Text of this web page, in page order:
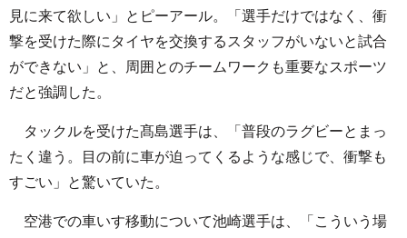
見に来て欲しい」とピーアール。「選手だけではなく、衝
撃を受けた際にタイヤを交換するスタッフがいないと試合
ができない」と、周囲とのチームワークも重要なスポーツ
だと強調した。
タックルを受けた髙島選手は、「普段のラグビーとまっ
たく違う。目の前に車が迫ってくるような感じで、衝撃も
すごい」と驚いていた。
空港での車いす移動について池崎選手は、「こういう場